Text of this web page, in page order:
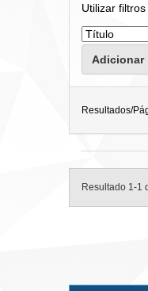
Utilizar
Resultados/
Resultado 1-1